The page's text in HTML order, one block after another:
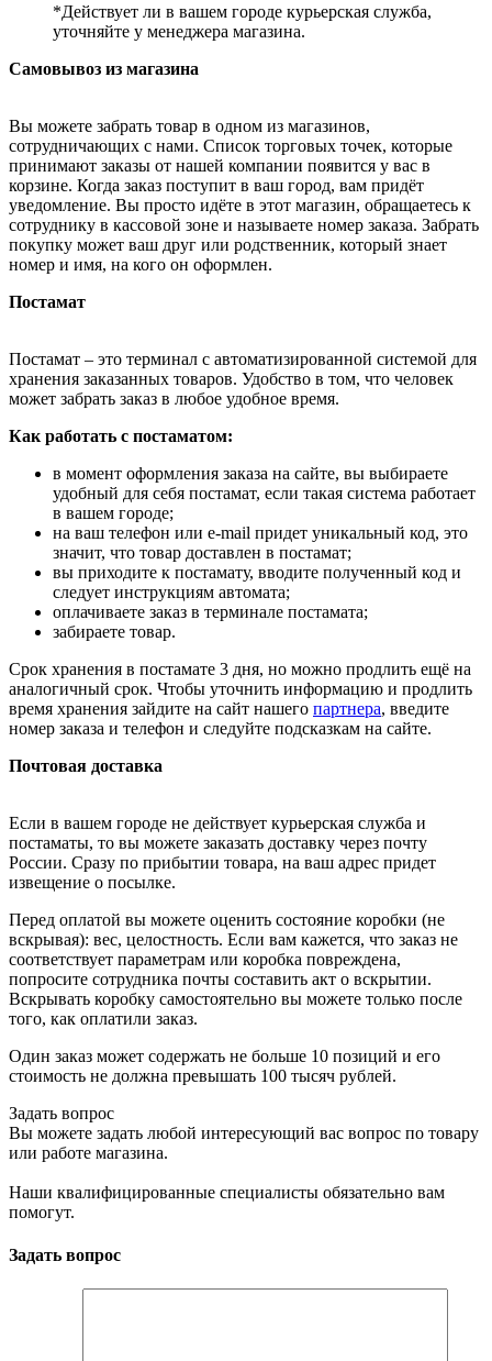
*Действует ли в вашем городе курьерская служба,
уточняйте у менеджера магазина.
Самовывоз из магазина
Вы можете забрать товар в одном из магазинов,
сотрудничающих с нами. Список торговых точек, которые
принимают заказы от нашей компании появится у вас в
корзине. Когда заказ поступит в ваш город, вам придёт
уведомление. Вы просто идёте в этот магазин, обращаетесь к
сотруднику в кассовой зоне и называете номер заказа. Забрать
покупку может ваш друг или родственник, который знает
номер и имя, на кого он оформлен.
Постамат
Постамат – это терминал с автоматизированной системой для
хранения заказанных товаров. Удобство в том, что человек
может забрать заказ в любое удобное время.
Как работать с постаматом:
в момент оформления заказа на сайте, вы выбираете
удобный для себя постамат, если такая система работает
в вашем городе;
на ваш телефон или e-mail придет уникальный код, это
значит, что товар доставлен в постамат;
вы приходите к постамату, вводите полученный код и
следует инструкциям автомата;
оплачиваете заказ в терминале постамата;
забираете товар.
Срок хранения в постамате 3 дня, но можно продлить ещё на
аналогичный срок. Чтобы уточнить информацию и продлить
время хранения зайдите на сайт нашего партнера, введите
номер заказа и телефон и следуйте подсказкам на сайте.
Почтовая доставка
Если в вашем городе не действует курьерская служба и
постаматы, то вы можете заказать доставку через почту
России. Сразу по прибытии товара, на ваш адрес придет
извещение о посылке.
Перед оплатой вы можете оценить состояние коробки (не
вскрывая): вес, целостность. Если вам кажется, что заказ не
соответствует параметрам или коробка повреждена,
попросите сотрудника почты составить акт о вскрытии.
Вскрывать коробку самостоятельно вы можете только после
того, как оплатили заказ.
Один заказ может содержать не больше 10 позиций и его
стоимость не должна превышать 100 тысяч рублей.
Задать вопрос
Вы можете задать любой интересующий вас вопрос по товару
или работе магазина.
Наши квалифицированные специалисты обязательно вам
помогут.
Задать вопрос